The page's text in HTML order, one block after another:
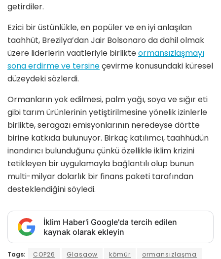
getirdiler.
Ezici bir üstünlükle, en popüler ve en iyi anlaşılan
taahhüt, Brezilya’dan Jair Bolsonaro da dahil olmak
üzere liderlerin vaatleriyle birlikteormansızlaşmayı
sona erdirme ve tersineçevirme konusundaki küresel
düzeydeki sözlerdi.
Ormanların yok edilmesi, palm yağı, soya ve sığır eti
gibi tarım ürünlerinin yetiştirilmesine yönelik izinlerle
birlikte, seragazı emisyonlarının neredeyse dörtte
birine katkıda bulunuyor. Birkaç katılımcı, taahhüdün
inandırıcı bulunduğunu çünkü özellikle iklim krizini
tetikleyen bir uygulamayla bağlantılı olup bunun
multi-milyar dolarlık bir finans paketi tarafından
desteklendiğini söyledi.
İklim Haber'i Google'da tercih edilen
kaynak olarak ekleyin
Tags: COP26 Glasgow kömür ormansızlaşma